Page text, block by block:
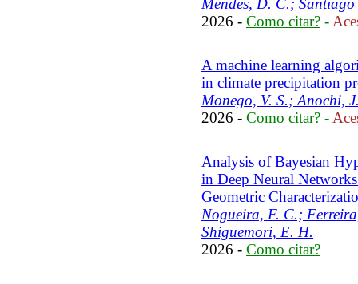
Mendes, D. C.;
2026 - Como citar? -
A machine learning
in climate precipitation
Monego, V. S.; Anochi,
2026 - Como citar? -
Analysis of Bayesian
in Deep Neural
Geometric
Nogueira, F. C.;
Shiguemori, E. H.
2026 - Como citar?